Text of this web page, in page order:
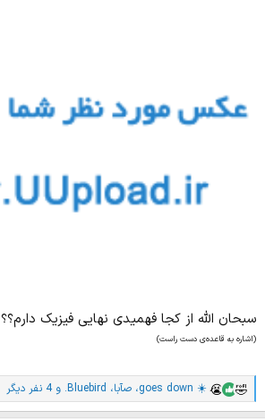
سبحان الله از کجا فهمیدی نهایی فیزیک دارم؟؟
(اشاره به قاعده‌ی دست راست)
م
goes down ☀️، صآبا، .Bluebird و 4 نفر دیگر